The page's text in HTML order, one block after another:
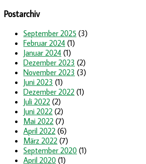
Postarchiv
September 2025 (3)
Februar 2024 (1)
Januar 2024 (1)
Dezember 2023 (2)
November 2023 (3)
Juni 2023 (1)
Dezember 2022 (1)
Juli 2022 (2)
Juni 2022 (2)
Mai 2022 (7)
April 2022 (6)
März 2022 (7)
September 2020 (1)
April 2020 (1)